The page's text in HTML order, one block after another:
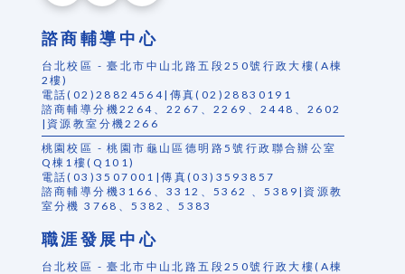
諮商輔導中心
台北校區 - 臺北市中山北路五段250號行政大樓(A棟
2樓)
電話(02)28824564|傳真(02)28830191
諮商輔導分機2264、2267、2269、2448、2602
|資源教室分機2266
桃園校區 - 桃園市龜山區德明路5號行政聯合辦公室
Q棟1樓(Q101)
電話(03)3507001|傳真(03)3593857
諮商輔導分機3166、3312、5362 、5389|資源教
室分機 3768、5382、5383
職涯發展中心
台北校區 - 臺北市中山北路五段250號行政大樓(A棟